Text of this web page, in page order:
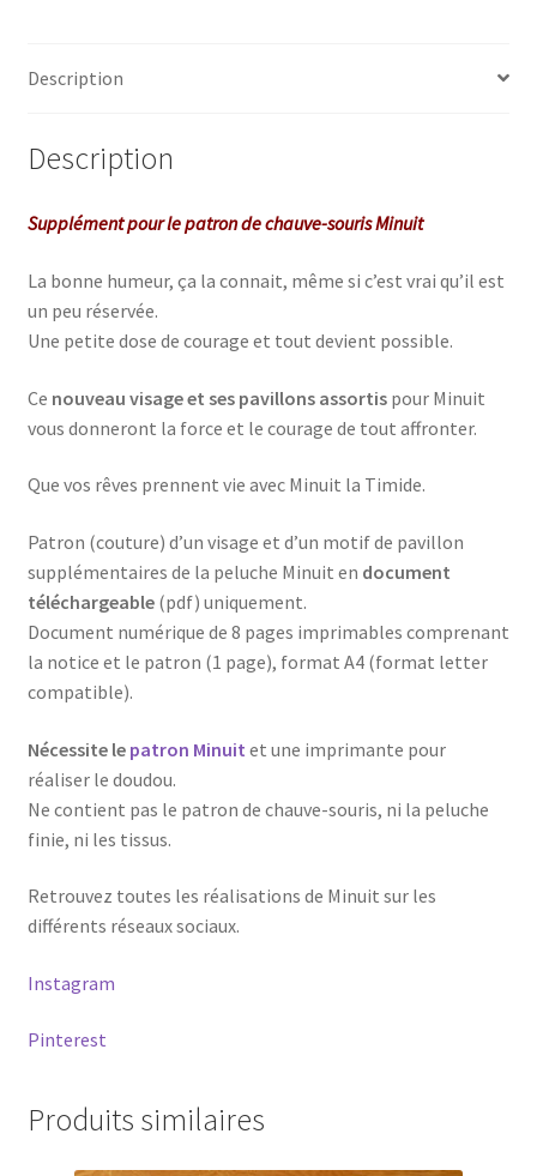
Description
Description
Supplément pour le patron dechauve-souris Minuit
La bonne humeur, ça la connait, même si c’est vrai qu’il est
un peu réservée.
Une petite dose de courage et tout devient possible.
Ce nouveau visage et ses pavillons assortispour Minuit
vous donneront la force et le courage de tout affronter.
Que vos rêves prennent vie avec Minuit la Timide.
Patron (couture) d’un visage et d’un motif de pavillon
supplémentaires de la peluche Minuit en document
téléchargeable(pdf) uniquement.
Document numérique de 8 pages imprimables comprenant
la notice et le patron (1 page), format A4 (format letter
compatible).
Nécessite le patron Minuit et une imprimante pour
réaliser le doudou.
Ne contient pas le patron de chauve-souris, ni la peluche
finie, ni les tissus.
Retrouvez toutes les réalisations de Minuit sur les
différents réseaux sociaux.
Instagram
Pinterest
Produits similaires